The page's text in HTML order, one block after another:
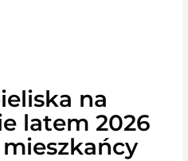
na
latem 2026
mieszkańcy